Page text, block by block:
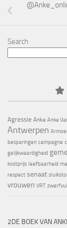
Search
Agressie Anke Anke
Antwerpen
besparingen campagne
gelijkwaardigheid
kostprijs leefbaarheid
respect senaat
vrouwen VRT zwerfvuil
2DE BOEK VAN